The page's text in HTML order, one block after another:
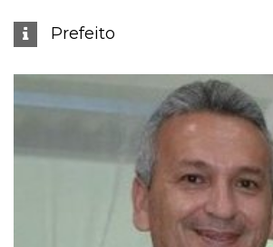
Prefeito